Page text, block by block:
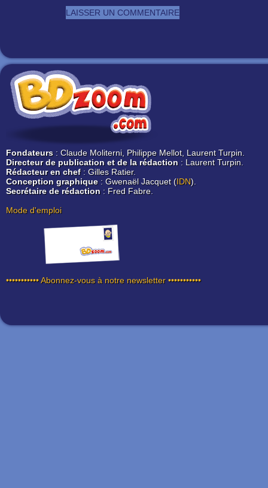
Fondateurs : Claude Moliterni, Philippe Mellot, Laurent Turpin.
Directeur de publication et de la rédaction : Laurent Turpin.
Rédacteur en chef: Gilles Ratier.
Conception graphique: Gwenaël Jacquet (IDN).
Secrétaire de rédaction : Fred Fabre.
Mode d'emploi
••••••••••• Abonnez-vous à notre newsletter •••••••••••